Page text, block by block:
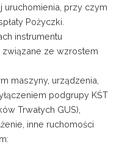
uruchomienia, przy czym
Pożyczki.
instrumentu
ze wzrostem
maszyny, urządzenia,
podgrupy KŚT
Trwałych GUS),
inne ruchomości